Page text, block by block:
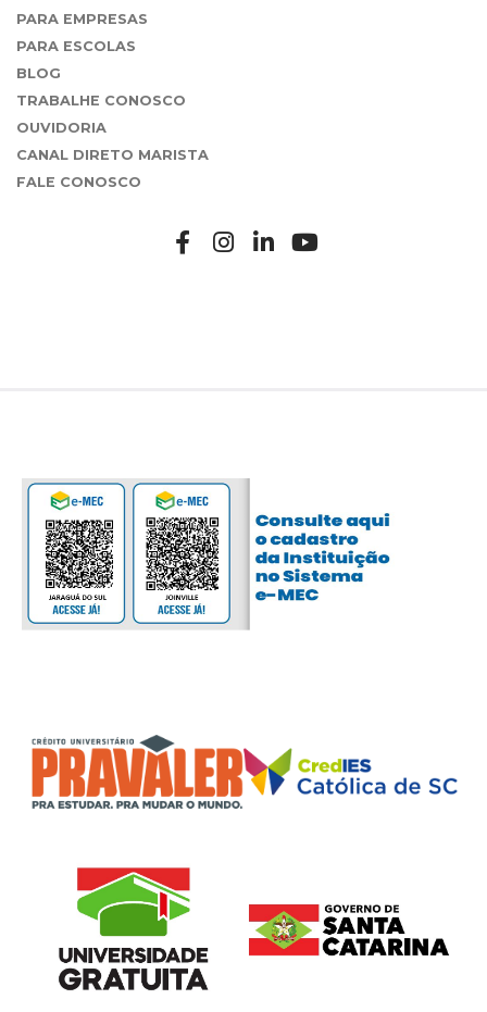
PARA EMPRESAS
PARA ESCOLAS
BLOG
TRABALHE CONOSCO
OUVIDORIA
CANAL DIRETO MARISTA
FALE CONOSCO